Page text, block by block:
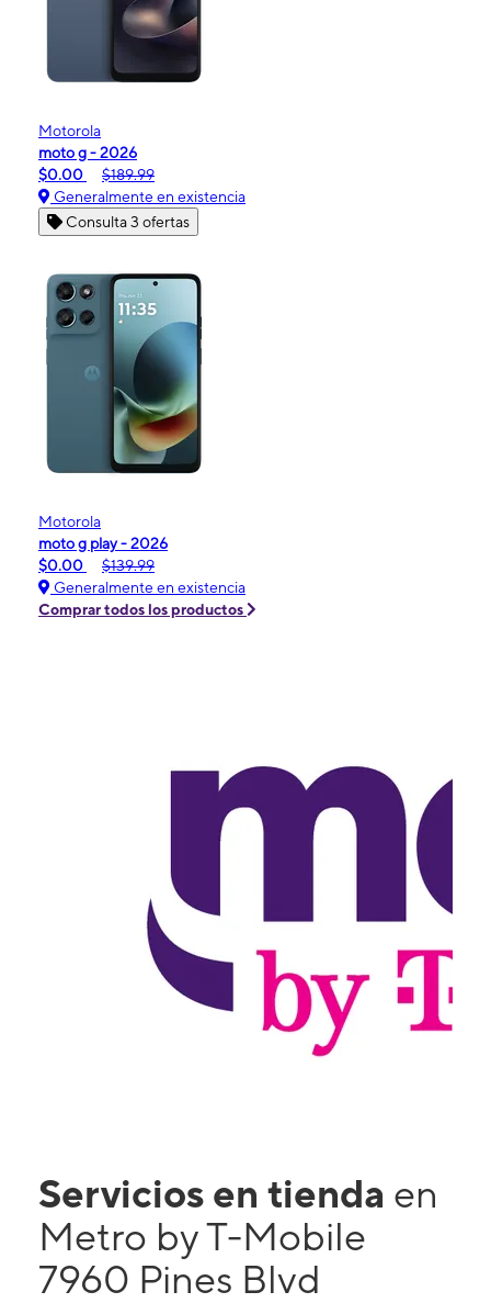
Motorola
moto g - 2026
$0.00
$189.99
Generalmente en existencia
Consulta 3 ofertas
Motorola
moto g play - 2026
$0.00
$139.99
Generalmente en existencia
Comprar todos los productos
Servicios en tienda en
Metro by T-Mobile
7960 Pines Blvd